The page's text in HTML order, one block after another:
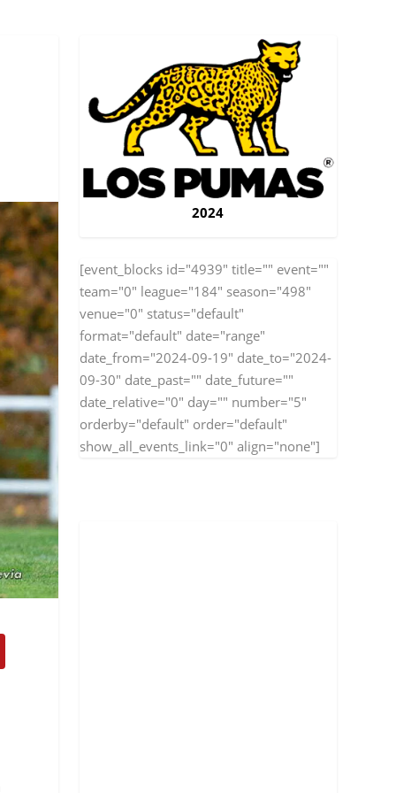
2024
[event_blocks id="4939" title="" event=""
team="0" league="184" season="498"
venue="0" status="default"
format="default" date="range"
date_from="2024-09-19" date_to="2024-
09-30" date_past="" date_future=""
date_relative="0" day="" number="5"
orderby="default" order="default"
show_all_events_link="0" align="none"]